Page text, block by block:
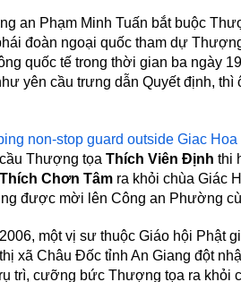
an Phạm Minh Tuấn bắt buộc
đoàn ngoại quốc tham dự
quốc tế trong thời gian ba ngày
yên cầu trưng dẫn Quyết định,
Thượng tọaThích Viên Định thi
Thích Chơn Tâm ra khỏi chùa Giác
được mời lên Công an Phường
một vị sư thuộc Giáo hội Phật
xã Châu Đốc tỉnh An Giang đột
trì, cưỡng bức Thượng tọa ra khỏi